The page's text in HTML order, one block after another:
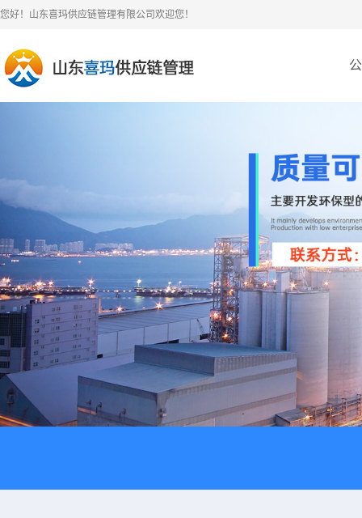
您好！山东喜玛供应链管理有限公司欢迎您！